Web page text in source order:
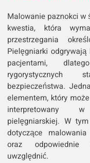
Malowanie paznokci
kwestia, która
przestrzegania
Pielęgniarki
pacjentami,
rygorystycznych
bezpieczeństwa.
elementem, który
interpretowany
pielęgniarskiej. W
dotyczące
oraz odpowiednie
uwzględnić.